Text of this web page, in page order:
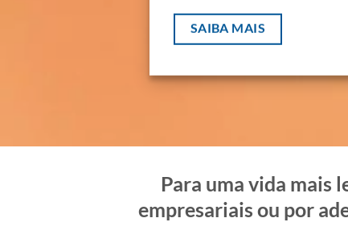
SAIBA MAIS
Para uma vida mais
empresariais ou por